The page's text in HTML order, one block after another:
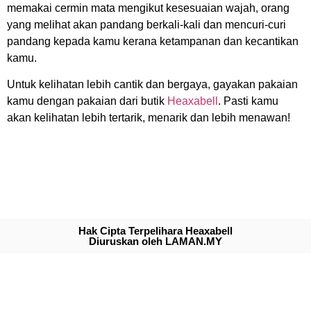
memakai cermin mata mengikut kesesuaian wajah, orang
yang melihat akan pandang berkali-kali dan mencuri-curi
pandang kepada kamu kerana ketampanan dan kecantikan
kamu.
Untuk kelihatan lebih cantik dan bergaya, gayakan pakaian
kamu dengan pakaian dari butik Heaxabell . Pasti kamu
akan kelihatan lebih tertarik, menarik dan lebih menawan!
Hak Cipta Terpelihara Heaxabell
Diuruskan oleh LAMAN.MY